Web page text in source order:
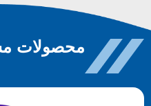
محصولات